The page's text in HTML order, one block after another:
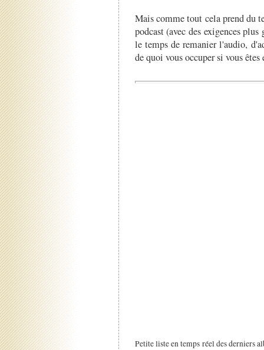
Mais comme tout cela prend du
podcast (avec des exigences
le temps de remanier l'audio,
de quoi vous occuper si vous
Petite liste en temps réel des derniers